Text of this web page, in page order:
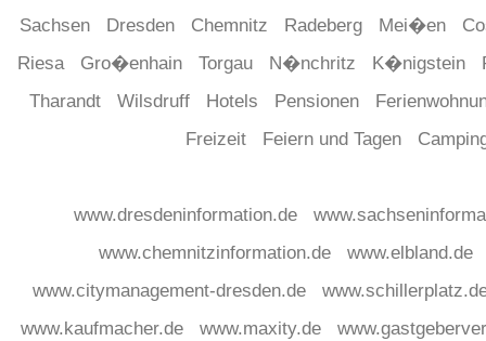
Sachsen Dresden Chemnitz Radeberg Mei�en
Riesa
Gro�enhain Torgau N�nchritz K�nigstein
Tharandt
Wilsdruff Hotels Pensionen
Freizeit
Feiern und Tagen
www.dresdeninformation.de
www.chemnitzinformation.de
www.elbland.de
www.citymanagement-dresden.de
www.kaufmacher.de
www.maxity.de